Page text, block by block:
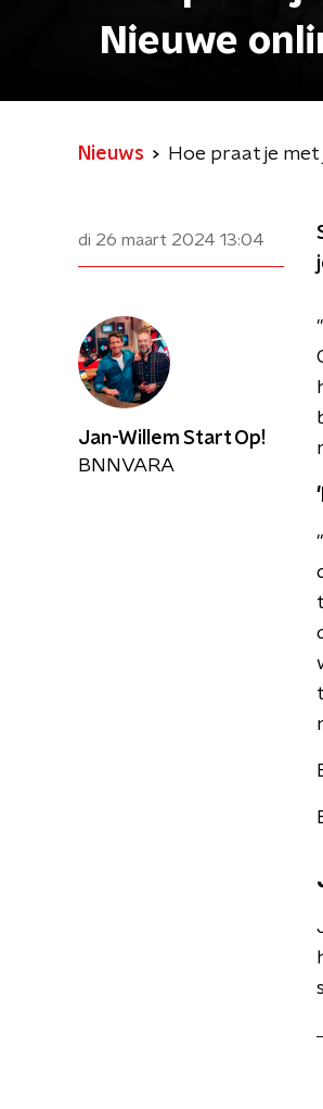
Nieuwe
Nieuws Hoe praat je
di 26 maart 2024 13:04
Jan-Willem Start Op!
BNNVARA